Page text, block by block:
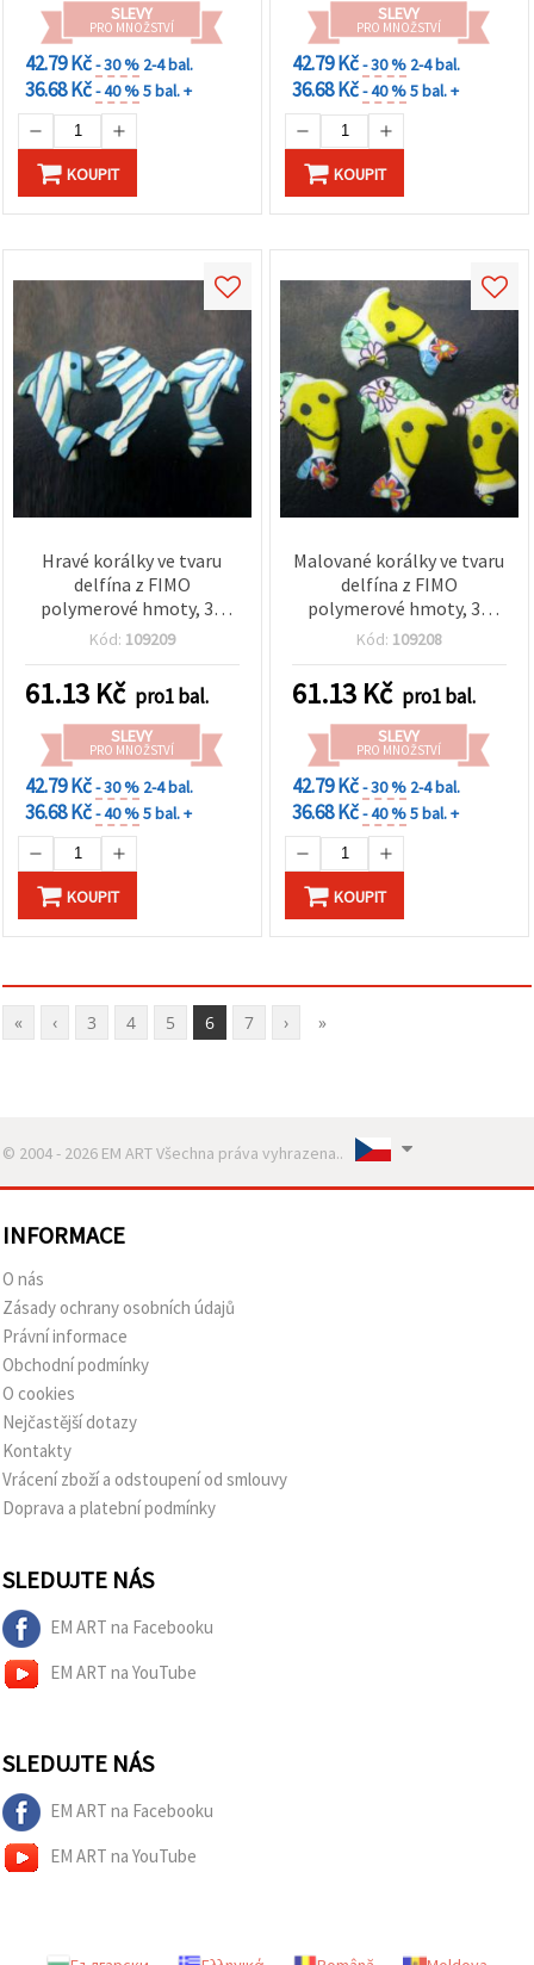
SLEVY
PRO MNOŽSTVÍ
42.79 Kč- 30 % 2-4 bal.
36.68 Kč- 40 %5 bal. +
KOUPIT
SLEVY
PRO MNOŽSTVÍ
42.79 Kč- 30 % 2-4 bal.
36.68 Kč- 40 %5 bal. +
KOUPIT
Hravé korálky ve tvaru
delfína z FIMO
polymerové hmoty, 33
mm – ideální na šperky,
balení 3–10 ks
Kód: 109209
61.13 Kč pro1 bal.
SLEVY
PRO MNOŽSTVÍ
42.79 Kč- 30 % 2-4 bal.
36.68 Kč- 40 %5 bal. +
KOUPIT
Malované korálky ve tvaru
delfína z FIMO
polymerové hmoty, 33
mm, 2–10 ks
Kód: 109208
61.13 Kč pro1 bal.
SLEVY
PRO MNOŽSTVÍ
42.79 Kč- 30 % 2-4 bal.
36.68 Kč- 40 %5 bal. +
KOUPIT
« ‹ 3 4 5 6 7 › »
© 2004 - 2026 EM ART Všechna práva vyhrazena..
INFORMACE
O nás
Zásady ochrany osobních údajů
Právní informace
Obchodní podmínky
O cookies
Nejčastější dotazy
Kontakty
Vrácení zboží a odstoupení od smlouvy
Doprava a platební podmínky
SLEDUJTE NÁS
EM ART na Facebooku
EM ART na YouTube
SLEDUJTE NÁS
EM ART na Facebooku
EM ART na YouTube